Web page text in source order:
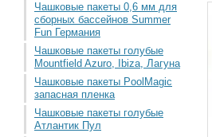
Чашковые пакеты 0,6 мм для
сборных бассейнов Summer
Fun Германия
Чашковые пакеты голубые
Mountfield Azuro, Ibiza, Лагуна
Чашковые пакеты PoolMagic
запасная пленка
Чашковые пакеты голубые
Атлантик Пул